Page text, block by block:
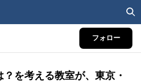
フォロー
を考える教室が、東京・